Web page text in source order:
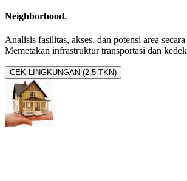
Neighborhood.
Analisis fasilitas, akses, dan potensi area
Memetakan infrastruktur transportasi dan
CEK LINGKUNGAN (2.5 TKN)